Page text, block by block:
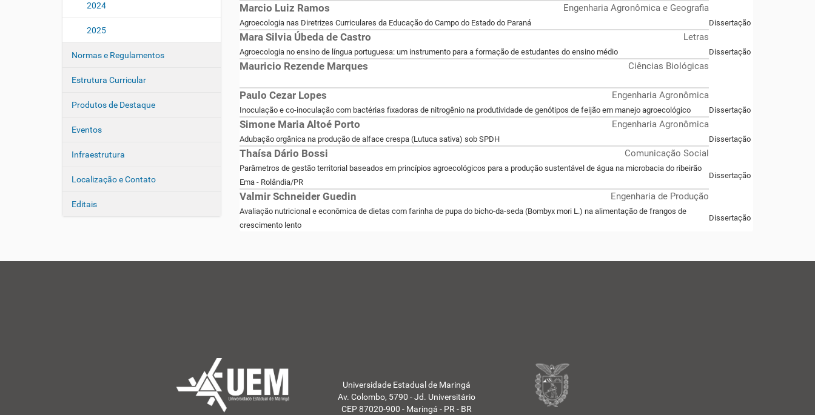
2024
2025
Normas e Regulamentos
Estrutura Curricular
Produtos de Destaque
Eventos
Infraestrutura
Localização e Contato
Editais
Marcio Luiz Ramos Engenharia Agronômica e Geografia
Agroecologia nas Diretrizes Curriculares da Educação do Campo do Estado do Paraná Dissertação
Mara Silvia Úbeda de Castro Letras
Agroecologia no ensino de língua portuguesa: um instrumento para a formação de estudantes do ensino médio Dissertação
Mauricio Rezende Marques Ciências Biológicas
Paulo Cezar Lopes Engenharia Agronômica
Inoculação e co-inoculação com bactérias fixadoras de nitrogênio na produtividade de genótipos de feijão em manejo agroecológico Dissertação
Simone Maria Altoé Porto Engenharia Agronômica
Adubação orgânica na produção de alface crespa (Lutuca sativa) sob SPDH Dissertação
Thaísa Dário Bossi Comunicação Social
Parâmetros de gestão territorial baseados em princípios agroecológicos para a produção sustentável de água na microbacia do ribeirão
Ema - Rolândia/PR
Dissertação
Valmir Schneider Guedin Engenharia de Produção
Avaliação nutricional e econômica de dietas com farinha de pupa do bicho-da-seda (Bombyx mori L.) na alimentação de frangos de
crescimento lento
Dissertação
Universidade Estadual de Maringá
Av. Colombo, 5790 - Jd. Universitário
CEP 87020-900 - Maringá - PR - BR